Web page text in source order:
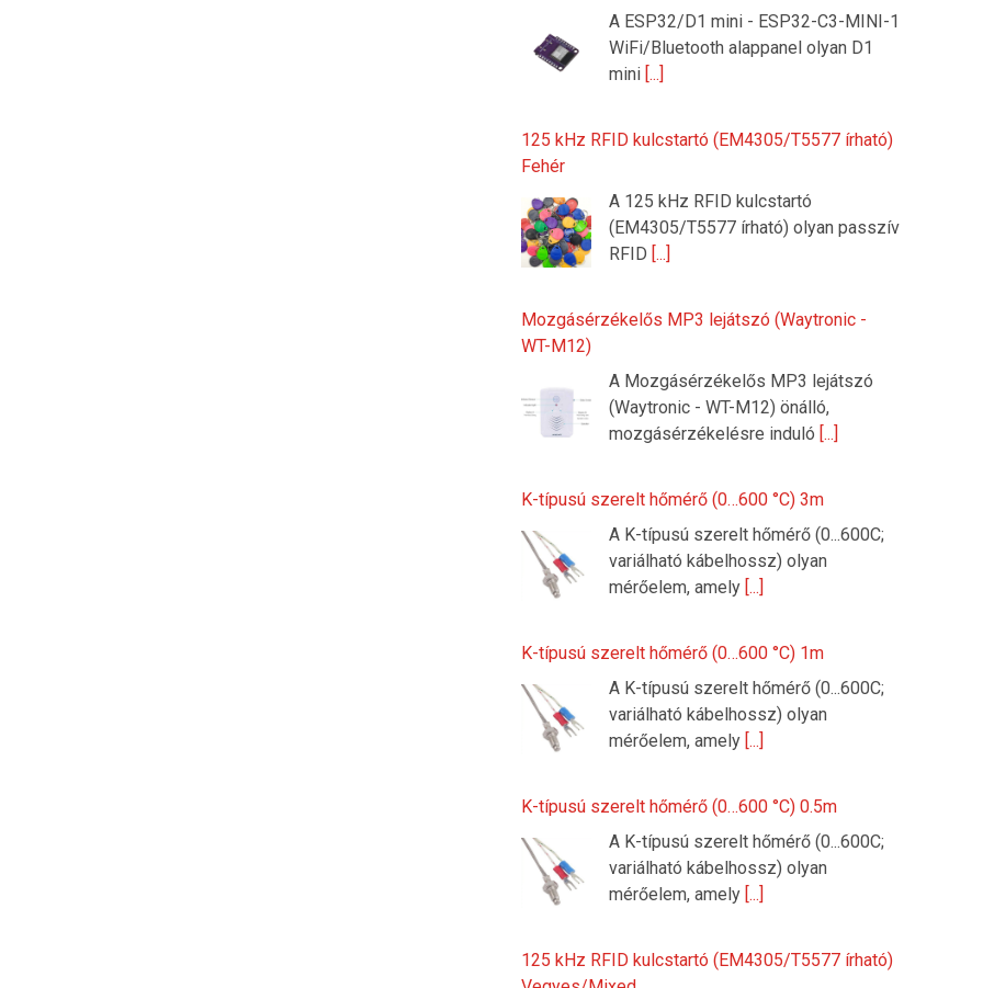
A ESP32/D1 mini - ESP32-C3-MINI-1
WiFi/Bluetooth alappanel olyan D1
mini [...]
125 kHz RFID kulcstartó (EM4305/T5577 írható)
Fehér
A 125 kHz RFID kulcstartó
(EM4305/T5577 írható) olyan passzív
RFID [...]
Mozgásérzékelős MP3 lejátszó (Waytronic -
WT-M12)
A Mozgásérzékelős MP3 lejátszó
(Waytronic - WT-M12) önálló,
mozgásérzékelésre induló [...]
K-típusú szerelt hőmérő (0…600 °C) 3m
A K-típusú szerelt hőmérő (0...600C;
variálható kábelhossz) olyan
mérőelem, amely [...]
K-típusú szerelt hőmérő (0…600 °C) 1m
A K-típusú szerelt hőmérő (0...600C;
variálható kábelhossz) olyan
mérőelem, amely [...]
K-típusú szerelt hőmérő (0…600 °C) 0.5m
A K-típusú szerelt hőmérő (0...600C;
variálható kábelhossz) olyan
mérőelem, amely [...]
125 kHz RFID kulcstartó (EM4305/T5577 írható)